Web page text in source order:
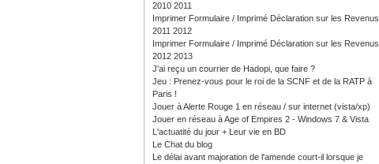
2010 2011
Imprimer Formulaire / Imprimé Déclaration sur les Revenus
2011 2012
Imprimer Formulaire / Imprimé Déclaration sur les Revenus
2012 2013
J'ai reçu un courrier de Hadopi, que faire ?
Jeu : Prenez-vous pour le roi de la SCNF et de la RATP à
Paris !
Jouer à Alerte Rouge 1 en réseau / sur internet (vista/xp)
Jouer en réseau à Age of Empires 2 - Windows 7 & Vista
L'actuatité du jour + Leur vie en BD
Le Chat du blog
Le délai avant majoration de l'amende court-il lorsque je